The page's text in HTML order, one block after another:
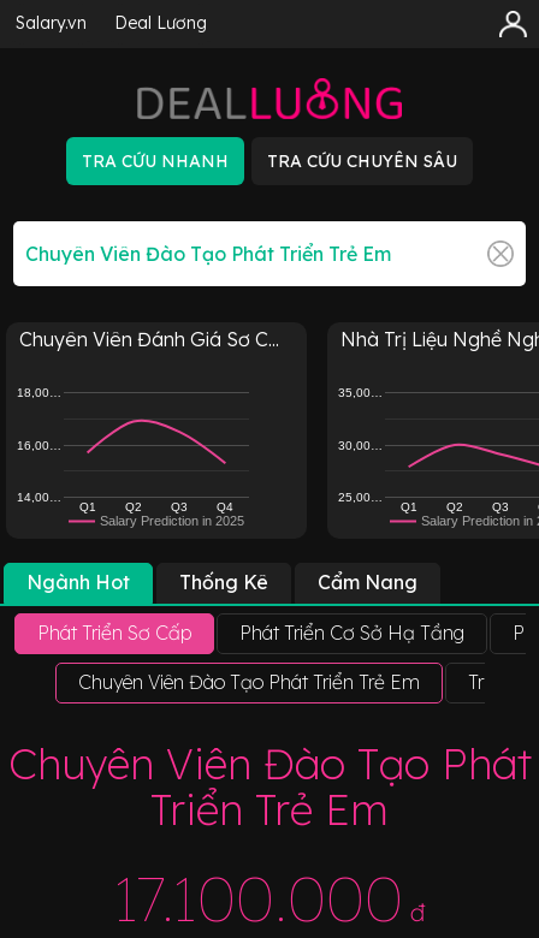
Salary.vn Deal Lương
Chuyên Viên Đánh Giá Sơ C...
Salary Prediction in 2025
Q1 Q2 Q3 Q4
14,00…
16,00…
18,00…
Nhà Trị Liệu Nghề
Salary Prediction in
Q1 Q2 Q3
25,00…
30,00…
35,00…
Ngành Hot Thống Kê Cẩm Nang
Phát Triển Sơ Cấp Phát Triển Cơ Sở Hạ Tầng
Chuyên Viên Đào Tạo Phát Triển Trẻ Em Trưởng
Chuyên Viên Đào Tạo Phát
Triển Trẻ Em
17.100.000 đ